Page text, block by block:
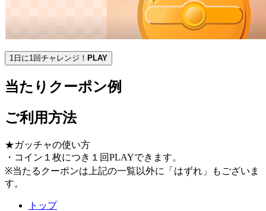
1日に1回チャレンジ！ PLAY
当たりクーポン例
ご利用方法
★ガッチャの使い方
・コイン１枚につき１回PLAYできます。
※当たるクーポンは上記の一覧以外に「はずれ」もございま
す。
トップ